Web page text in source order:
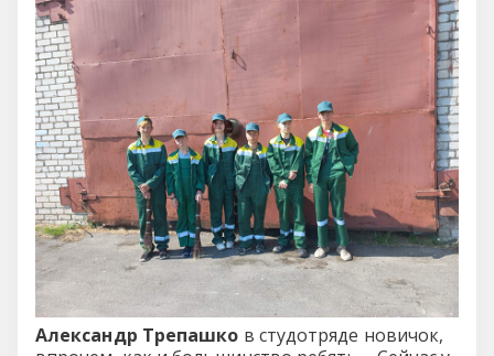
Александр Трепашко в студотряде новичок,